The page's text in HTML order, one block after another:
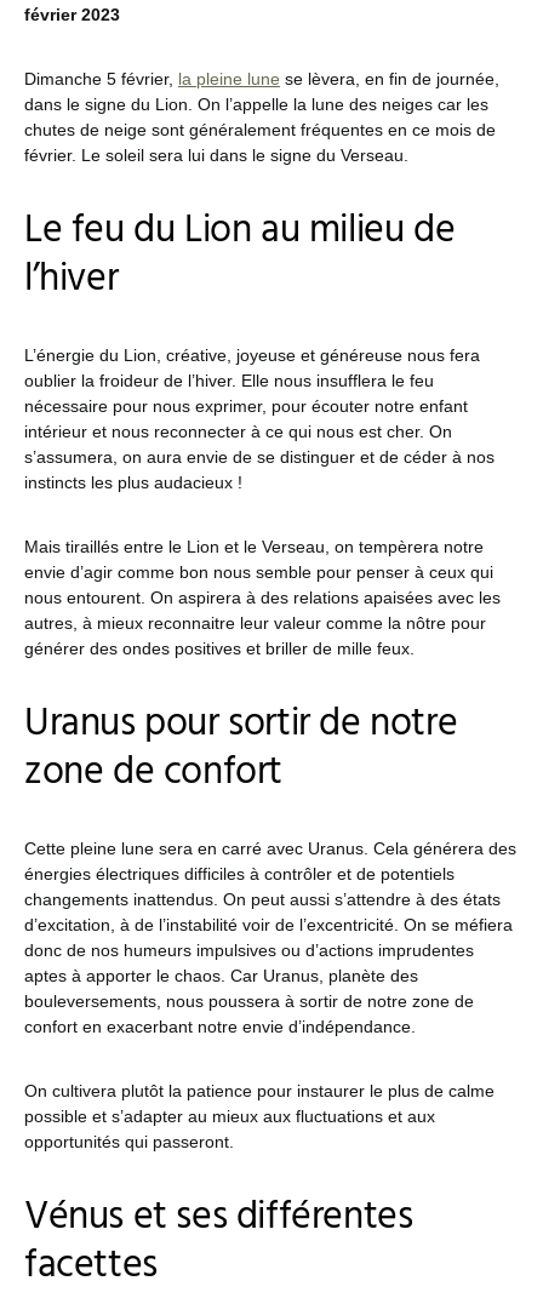
février 2023
Dimanche 5 février, la pleine lune se lèvera, en fin de journée,
dans le signe du Lion. On l’appelle la lune des neiges car les
chutes de neige sont généralement fréquentes en ce mois de
février. Le soleil sera lui dans le signe du Verseau.
Le feu du Lion au milieu de
l’hiver
L’énergie du Lion, créative, joyeuse et généreuse nous fera
oublier la froideur de l’hiver. Elle nous insufflera le feu
nécessaire pour nous exprimer, pour écouter notre enfant
intérieur et nous reconnecter à ce qui nous est cher. On
s’assumera, on aura envie de se distinguer et de céder à nos
instincts les plus audacieux !
Mais tiraillés entre le Lion et le Verseau, on tempèrera notre
envie d’agir comme bon nous semble pour penser à ceux qui
nous entourent. On aspirera à des relations apaisées avec les
autres, à mieux reconnaitre leur valeur comme la nôtre pour
générer des ondes positives et briller de mille feux.
Uranus pour sortir de notre
zone de confort
Cette pleine lune sera en carré avec Uranus. Cela générera des
énergies électriques difficiles à contrôler et de potentiels
changements inattendus. On peut aussi s’attendre à des états
d’excitation, à de l’instabilité voir de l’excentricité. On se méfiera
donc de nos humeurs impulsives ou d’actions imprudentes
aptes à apporter le chaos. Car Uranus, planète des
bouleversements, nous poussera à sortir de notre zone de
confort en exacerbant notre envie d’indépendance.
On cultivera plutôt la patience pour instaurer le plus de calme
possible et s’adapter au mieux aux fluctuations et aux
opportunités qui passeront.
Vénus et ses différentes
facettes